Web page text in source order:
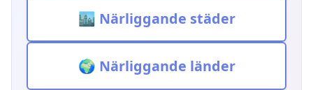
🏙️ Närliggande städer
🌍 Närliggande länder